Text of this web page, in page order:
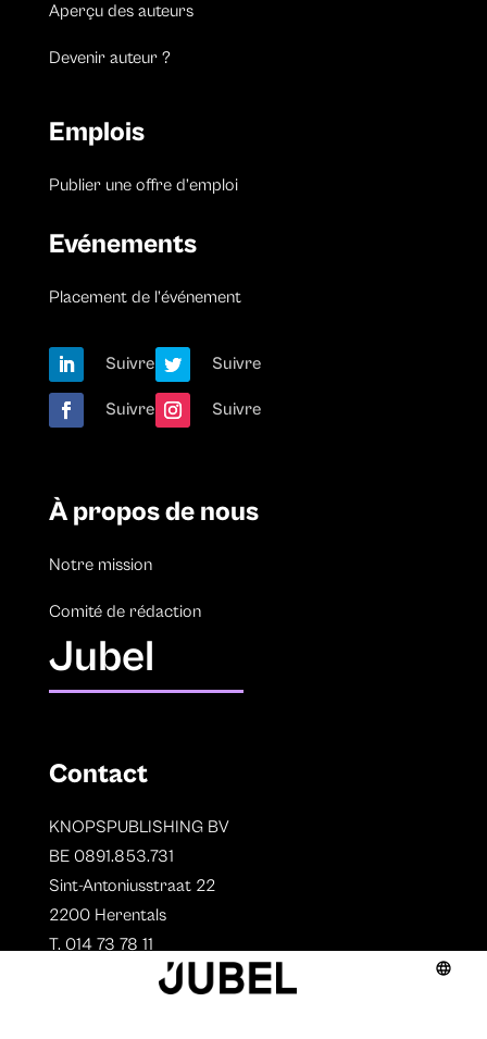
Aperçu des auteurs
Devenir auteur ?
Emplois
Publier une offre d’emploi
Evénements
Placement de l’événement
Suivre Suivre
Suivre Suivre
À propos de nous
Notre mission
Comité de rédaction
Jubel
Contact
KNOPSPUBLISHING BV
BE 0891.853.731
Sint-Antoniusstraat 22
2200 Herentals
T. 014 73 78 11